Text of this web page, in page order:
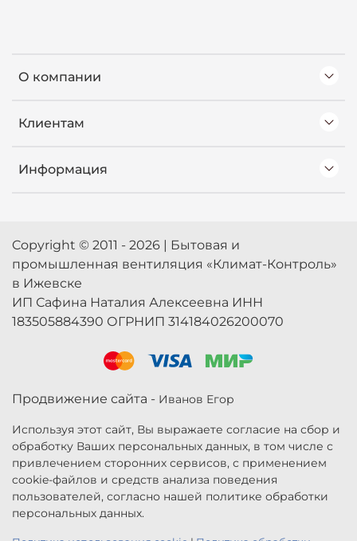
О компании
Клиентам
Информация
Copyright © 2011 - 2026 | Бытовая и
промышленная вентиляция «Климат-Контроль»
в Ижевске
ИП Сафина Наталия Алексеевна ИНН
183505884390 ОГРНИП 314184026200070
Продвижение сайта - Иванов Егор
Используя этот сайт, Вы выражаете согласие на сбор и
обработку Ваших персональных данных, в том числе с
привлечением сторонних сервисов, с применением
cookie-файлов и средств анализа поведения
пользователей, согласно нашей политике обработки
персональных данных.